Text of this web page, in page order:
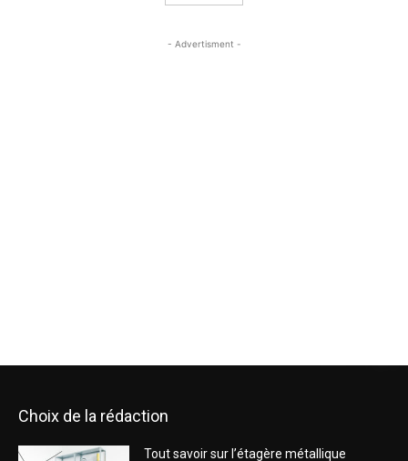
- Advertisment -
Choix de la rédaction
Tout savoir sur l’étagère métallique